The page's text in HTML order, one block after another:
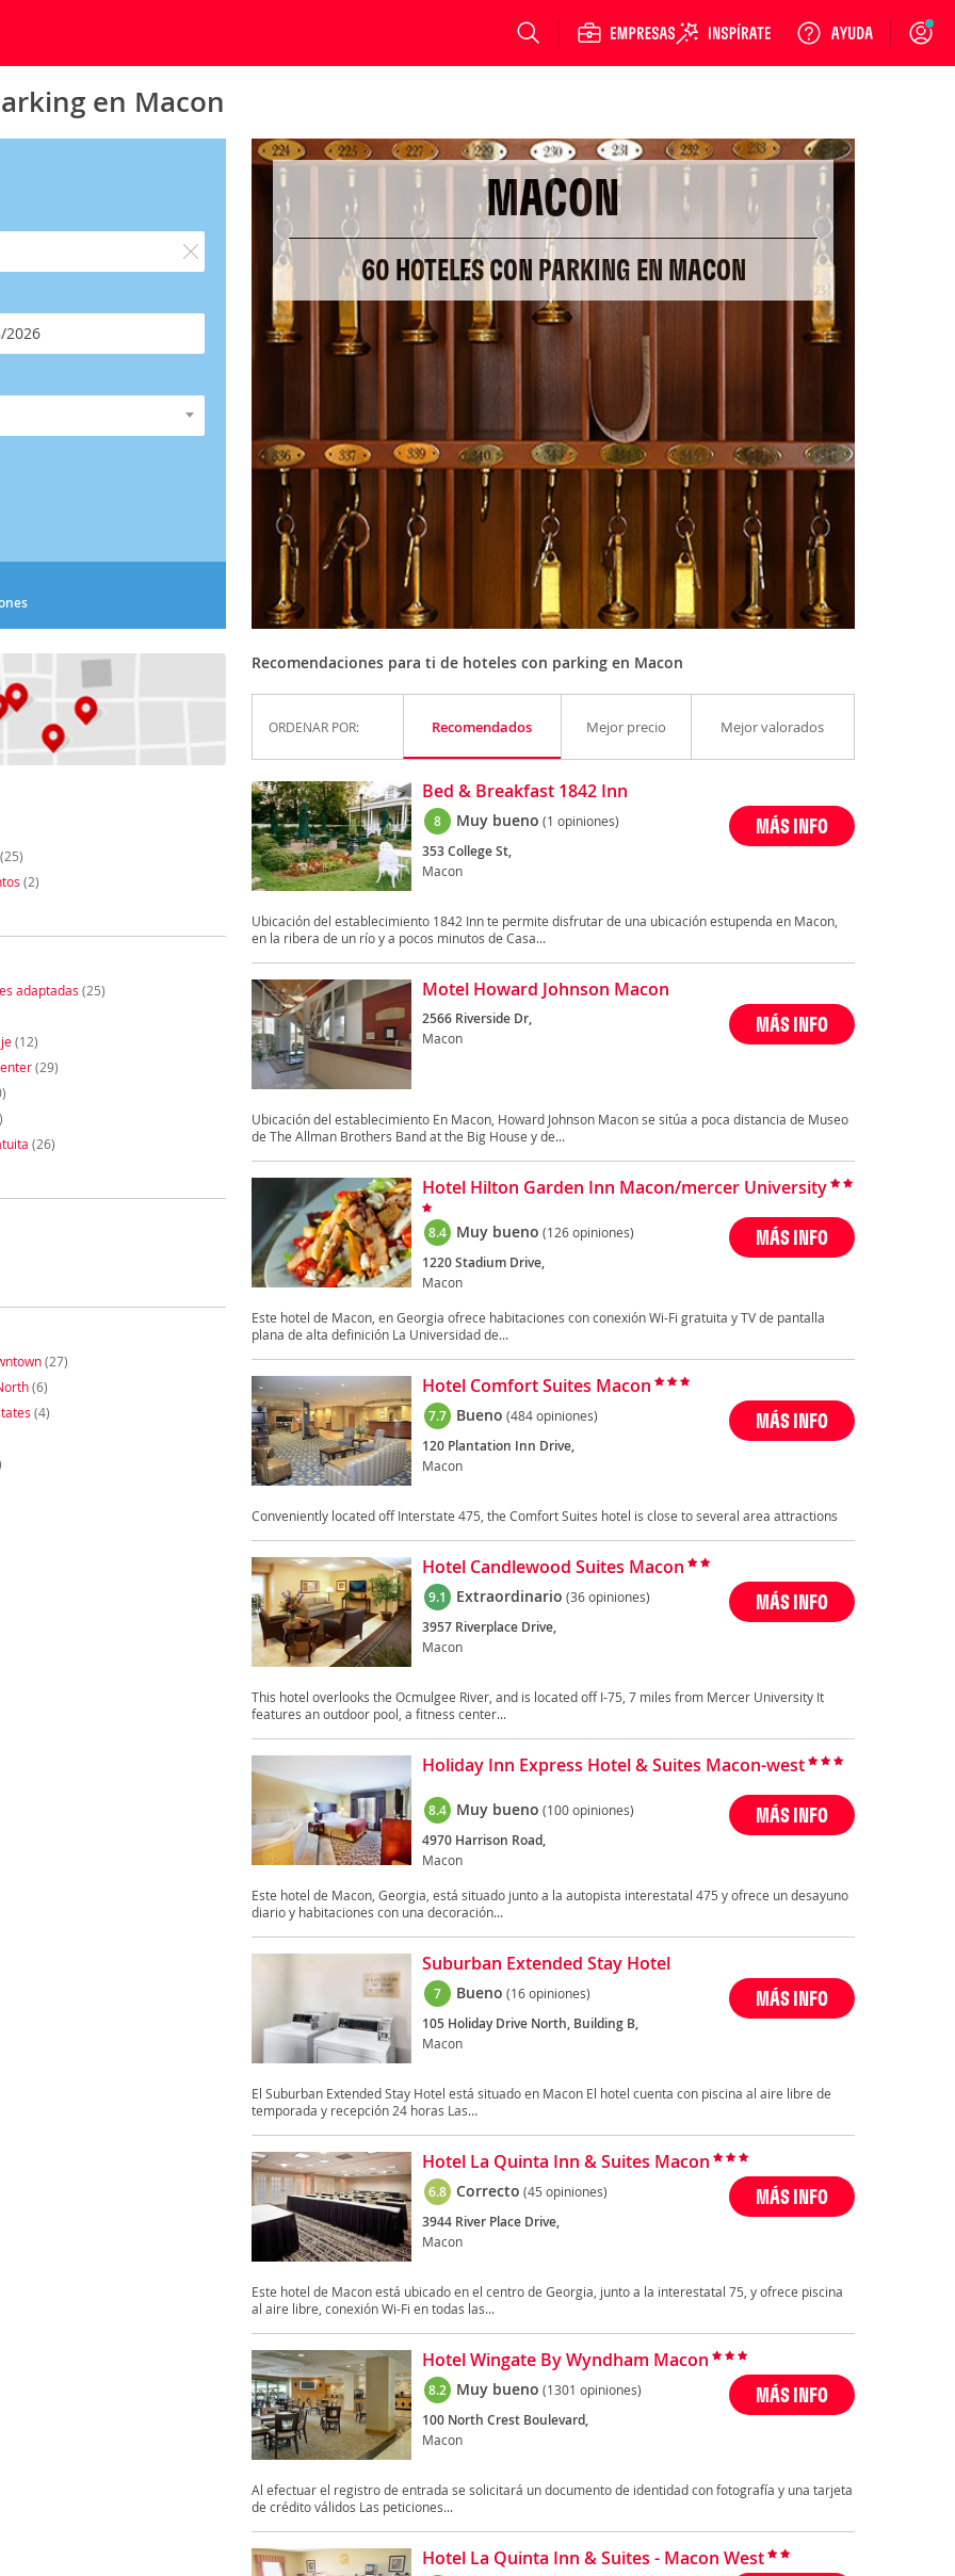
Login
en Macon
(25)
(2)
adaptadas (25)
(12)
(29)
(26)
(27)
(6)
(4)
MACON
60 HOTELES CON PARKING EN MACON
Recomendaciones para ti de hoteles con parking en Macon
ORDENAR POR: Recomendados Mejor precio Mejor valorados
Bed & Breakfast 1842 Inn
8 Muy bueno (1 opiniones)
353 College St,
Macon
MÁS INFO
Ubicación del establecimiento 1842 Inn te permite disfrutar de una ubicación estupenda en Macon,
en la ribera de un río y a pocos minutos de Casa...
Motel Howard Johnson Macon
2566 Riverside Dr,
Macon
MÁS INFO
Ubicación del establecimiento En Macon, Howard Johnson Macon se sitúa a poca distancia de Museo
de The Allman Brothers Band at the Big House y de...
Hotel Hilton Garden Inn Macon/mercer University
8.4 Muy bueno (126 opiniones)
1220 Stadium Drive,
Macon
MÁS INFO
Este hotel de Macon, en Georgia ofrece habitaciones con conexión Wi-Fi gratuita y TV de pantalla
plana de alta definición La Universidad de...
Hotel Comfort Suites Macon
7.7 Bueno (484 opiniones)
120 Plantation Inn Drive,
Macon
MÁS INFO
Conveniently located off Interstate 475, the Comfort Suites hotel is close to several area attractions
Hotel Candlewood Suites Macon
9.1 Extraordinario (36 opiniones)
3957 Riverplace Drive,
Macon
MÁS INFO
This hotel overlooks the Ocmulgee River, and is located off I-75, 7 miles from Mercer University It
features an outdoor pool, a fitness center...
Holiday Inn Express Hotel & Suites Macon-west
8.4 Muy bueno (100 opiniones)
4970 Harrison Road,
Macon
MÁS INFO
Este hotel de Macon, Georgia, está situado junto a la autopista interestatal 475 y ofrece un desayuno
diario y habitaciones con una decoración...
Suburban Extended Stay Hotel
7 Bueno (16 opiniones)
105 Holiday Drive North, Building B,
Macon
MÁS INFO
El Suburban Extended Stay Hotel está situado en Macon El hotel cuenta con piscina al aire libre de
temporada y recepción 24 horas Las...
Hotel La Quinta Inn & Suites Macon
6.8 Correcto (45 opiniones)
3944 River Place Drive,
Macon
MÁS INFO
Este hotel de Macon está ubicado en el centro de Georgia, junto a la interestatal 75, y ofrece piscina
al aire libre, conexión Wi-Fi en todas las...
Hotel Wingate By Wyndham Macon
8.2 Muy bueno (1301 opiniones)
100 North Crest Boulevard,
Macon
MÁS INFO
Al efectuar el registro de entrada se solicitará un documento de identidad con fotografía y una tarjeta
de crédito válidos Las peticiones...
Hotel La Quinta Inn & Suites - Macon West